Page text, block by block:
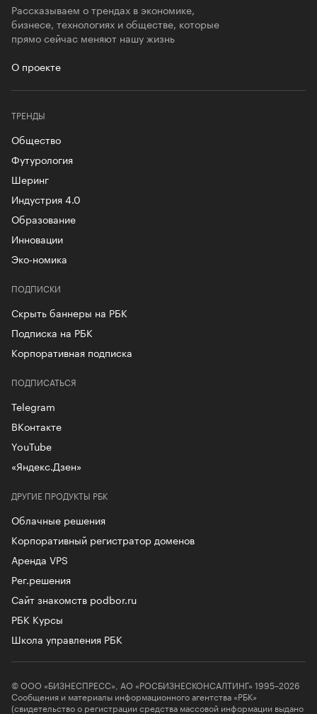
Рассказываем о трендах в экономике,
бизнесе, технологиях и обществе, которые
прямо сейчас меняют нашу жизнь
О проекте
ТРЕНДЫ
Общество
Футурология
Шеринг
Индустрия 4.0
Образование
Инновации
Эко-номика
ПОДПИСКИ
Скрыть баннеры на РБК
Подписка на РБК
Корпоративная подписка
ДРУГИЕ ПРОДУКТЫ РБК
Облачные решения
Корпоративный регистратор доменов
Аренда VPS
Рег.решения
Сайт знакомств podbor.ru
РБК Курсы
Школа управления РБК
ПОДПИСАТЬСЯ
Telegram
ВКонтакте
YouTube
«Яндекс.Дзен»
© ООО «БИЗНЕСПРЕСС», АО «РОСБИЗНЕСКОНСАЛТИНГ» 1995–2026
Сообщения и материалы информационного агентства «РБК»
(свидетельство о регистрации средства массовой информации выдано